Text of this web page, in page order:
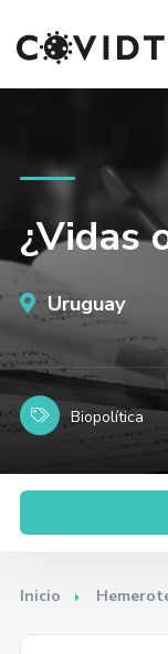
¿Vidas
Uruguay
Biopolítica
Inicio